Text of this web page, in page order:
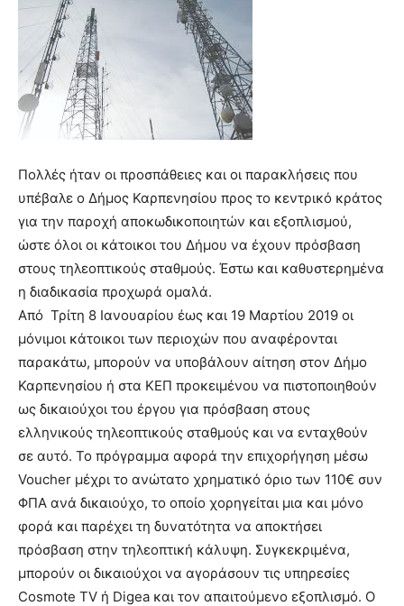
Πολλές ήταν οι προσπάθειες και οι παρακλήσεις που
υπέβαλε ο Δήμος Καρπενησίου προς το κεντρικό κράτος
για την παροχή αποκωδικοποιητών και εξοπλισμού,
ώστε όλοι οι κάτοικοι του Δήμου να έχουν πρόσβαση
στους τηλεοπτικούς σταθμούς. Έστω και καθυστερημένα
η διαδικασία προχωρά ομαλά.
Από Τρίτη 8 Ιανουαρίου έως και 19 Μαρτίου 2019 οι
μόνιμοι κάτοικοι των περιοχών που αναφέρονται
παρακάτω, μπορούν να υποβάλουν αίτηση στον Δήμο
Καρπενησίου ή στα ΚΕΠ προκειμένου να πιστοποιηθούν
ως δικαιούχοι του έργου για πρόσβαση στους
ελληνικούς τηλεοπτικούς σταθμούς και να ενταχθούν
σε αυτό. Το πρόγραμμα αφορά την επιχορήγηση μέσω
Voucher μέχρι το ανώτατο χρηματικό όριο των 110€ συν
ΦΠΑ ανά δικαιούχο, το οποίο χορηγείται μια και μόνο
φορά και παρέχει τη δυνατότητα να αποκτήσει
πρόσβαση στην τηλεοπτική κάλυψη. Συγκεκριμένα,
μπορούν οι δικαιούχοι να αγοράσουν τις υπηρεσίες
Cosmote TV ή Digea και τον απαιτούμενο εξοπλισμό. Ο